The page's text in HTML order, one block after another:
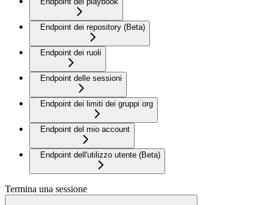
Endpoint dei repository (Beta)
Endpoint dei ruoli
Endpoint delle sessioni
Endpoint dei limiti dei gruppi org
Endpoint del mio account
Endpoint dell'utilizzo utente (Beta)
Termina una sessione